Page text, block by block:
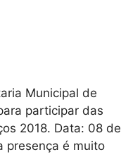
Municipal de
participar das
2018. Data: 08 de
presença é muito